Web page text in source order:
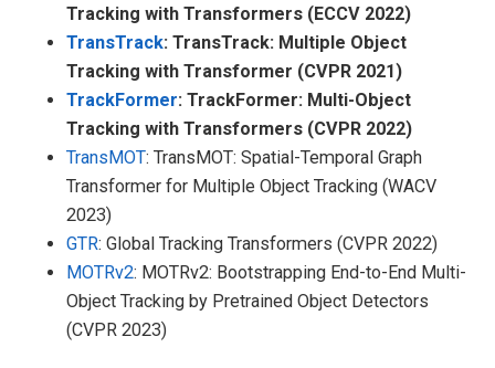
Tracking with Transformers (ECCV 2022)
TransTrack: TransTrack: Multiple Object
Tracking with Transformer (CVPR 2021)
TrackFormer: TrackFormer: Multi-Object
Tracking with Transformers (CVPR 2022)
TransMOT: TransMOT: Spatial-Temporal Graph
Transformer for Multiple Object Tracking (WACV
2023)
GTR: Global Tracking Transformers (CVPR 2022)
MOTRv2: MOTRv2: Bootstrapping End-to-End Multi-
Object Tracking by Pretrained Object Detectors
(CVPR 2023)